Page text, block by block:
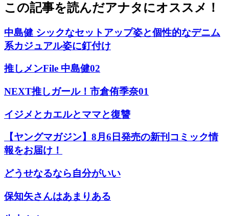
この記事を読んだアナタにオススメ！
中島健 シックなセットアップ姿と個性的なデニム
系カジュアル姿に釘付け
推しメンFile 中島健02
NEXT推しガール！市倉侑季奈01
イジメとカエルとママと復讐
【ヤングマガジン】8月6日発売の新刊コミック情
報をお届け！
どうせなるなら自分がいい
保知矢さんはあまりある